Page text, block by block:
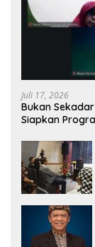
Juli 17, 2026
Bukan Sekadar
Siapkan